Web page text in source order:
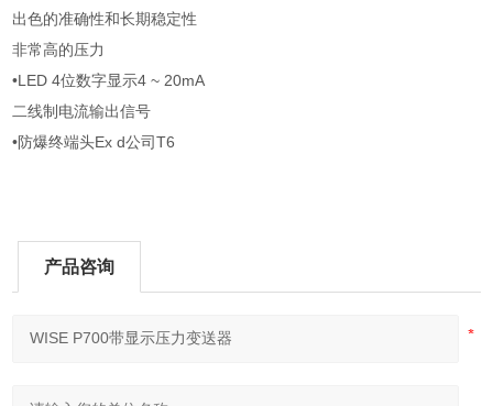
出色的准确性和长期稳定性
非常高的压力
•LED 4位数字显示4 ~ 20mA
二线制电流输出信号
•防爆终端头Ex d公司T6
产品咨询